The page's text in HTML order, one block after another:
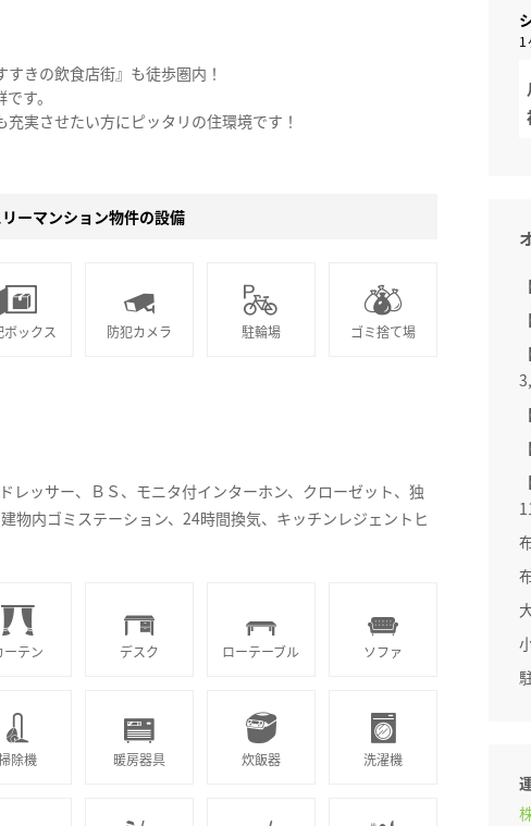
きの飲食店街』も徒歩圏内！
す。
実させたい方にピッタリの住環境です！
1
ーマンション物件の設備
ボックス 防犯カメラ 駐輪場 ゴミ捨て場
ッサー、ＢＳ、モニタ付インターホン、クローゼット、独
物内ゴミステーション、24時間換気、キッチンレジェントヒ
ーテン デスク ローテーブル ソファ
除機 暖房器具 炊飯器 洗濯機